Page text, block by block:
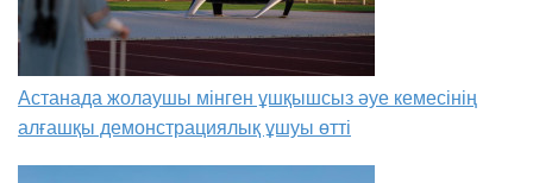
Астанада жолаушы мінген ұшқышсыз әуе кемесінің
алғашқы демонстрациялық ұшуы өтті